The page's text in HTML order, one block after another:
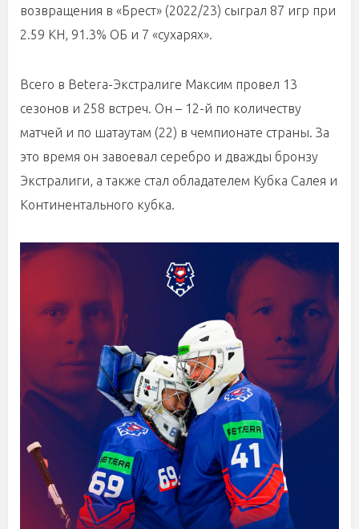
возвращения в «Брест» (2022/23) сыграл 87 игр при
2.59 КН, 91.3% ОБ и 7 «сухарях».
Всего в Betera-Экстралиге Максим провел 13
сезонов и 258 встреч. Он – 12-й по количеству
матчей и по шатаутам (22) в чемпионате страны. За
это время он завоевал серебро и дважды бронзу
Экстралиги, а также стал обладателем Кубка Салея и
Континентального кубка.